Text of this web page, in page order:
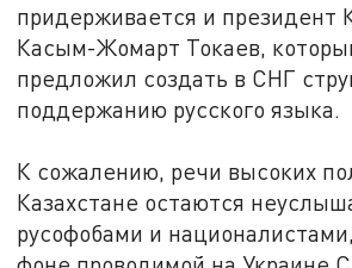
придерживается и президент
Касым-Жомарт Токаев,
предложил создать в СНГ
поддержанию русского языка.
К сожалению, речи высоких
Казахстане остаются
русофобами и